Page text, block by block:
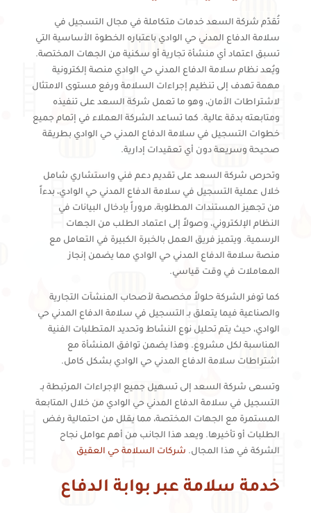
تُقدّم شركة السعد خدمات متكاملة في مجال التسجيل في
سلامة الدفاع المدني حي الوادي باعتباره الخطوة الأساسية التي
تسبق اعتماد أي منشأة تجارية أو سكنية من الجهات المختصة.
ويُعد نظام سلامة الدفاع المدني حي الوادي منصة إلكترونية
مهمة تهدف إلى تنظيم إجراءات السلامة ورفع مستوى الامتثال
لاشتراطات الأمان، وهو ما تعمل شركة السعد على تنفيذه
ومتابعته بدقة عالية. كما تساعد الشركة العملاء في إتمام جميع
خطوات التسجيل في سلامة الدفاع المدني حي الوادي بطريقة
صحيحة وسريعة دون أي تعقيدات إدارية.
وتحرص شركة السعد على تقديم دعم فني واستشاري شامل
خلال عملية التسجيل في سلامة الدفاع المدني حي الوادي، بدءاً
من تجهيز المستندات المطلوبة، مروراً بإدخال البيانات في
النظام الإلكتروني، وصولاً إلى اعتماد الطلب من الجهات
الرسمية. ويتميز فريق العمل بالخبرة الكبيرة في التعامل مع
منصة سلامة الدفاع المدني حي الوادي مما يضمن إنجاز
المعاملات في وقت قياسي.
كما توفر الشركة حلولاً مخصصة لأصحاب المنشآت التجارية
والصناعية فيما يتعلق بـ التسجيل في سلامة الدفاع المدني حي
الوادي، حيث يتم تحليل نوع النشاط وتحديد المتطلبات الفنية
المناسبة لكل مشروع. وهذا يضمن توافق المنشأة مع
اشتراطات سلامة الدفاع المدني حي الوادي بشكل كامل.
وتسعى شركة السعد إلى تسهيل جميع الإجراءات المرتبطة بـ
التسجيل في سلامة الدفاع المدني حي الوادي من خلال المتابعة
المستمرة مع الجهات المختصة، مما يقلل من احتمالية رفض
الطلبات أو تأخيرها. ويعد هذا الجانب من أهم عوامل نجاح
الشركة في هذا المجال. شركات السلامة حي العقيق
خدمة سلامة عبر بوابة الدفاع